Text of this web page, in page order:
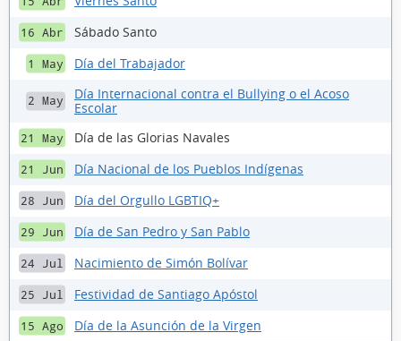
16 Abr Sábado Santo
1 May Día del Trabajador
2 May
Día Internacional contra el Bullying o el Acoso
Escolar
21 May Día de las Glorias Navales
21 Jun Día Nacional de los Pueblos Indígenas
28 Jun Día del Orgullo LGBTIQ+
29 Jun Día de San Pedro y San Pablo
24 Jul Nacimiento de Simón Bolívar
25 Jul Festividad de Santiago Apóstol
15 Ago Día de la Asunción de la Virgen